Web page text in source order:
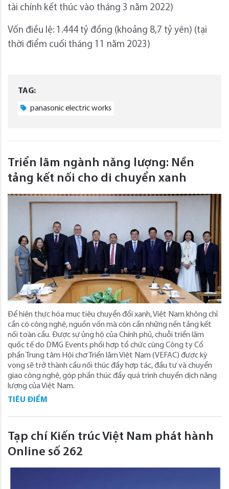
tài chính kết thúc vào tháng 3 năm 2022)
Vốn điều lệ: 1.444 tỷ đồng (khoảng 8,7 tỷ yên) (tại
thời điểm cuối tháng 11 năm 2023)
TAG:
panasonic electric works
Triển lãm ngành năng lượng: Nền
tảng kết nối cho di chuyển xanh
Để hiện thực hóa mục tiêu chuyển đổi xanh, Việt Nam không chỉ
cần có công nghệ, nguồn vốn mà còn cần những nền tảng kết
nối toàn cầu. Được sự ủng hộ của Chính phủ, chuỗi triển lãm
quốc tế do DMG Events phối hợp tổ chức cùng Công ty Cổ
phần Trung tâm Hội chợ Triển lãm Việt Nam (VEFAC) được kỳ
vọng sẽ trở thành cầu nối thúc đẩy hợp tác, đầu tư và chuyển
giao công nghệ, góp phần thúc đẩy quá trình chuyển dịch năng
lượng của Việt Nam.
TIÊU ĐIỂM
Tạp chí Kiến trúc Việt Nam phát hành
Online số 262